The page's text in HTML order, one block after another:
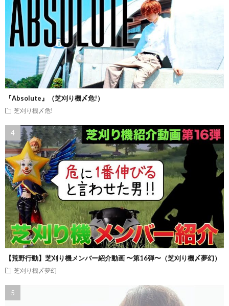
『Absolute』（芝刈り機〆危!）
芝刈り機〆危!
【荒野行動】芝刈り機メンバー紹介動画 〜第16弾〜（芝刈り機〆夢幻）
芝刈り機〆夢幻